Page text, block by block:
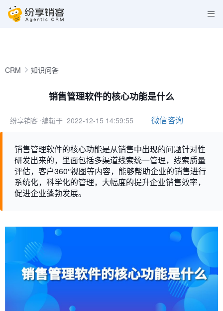
CRM 知识问答
销售管理软件的核心功能是什么
纷享销客 ⋅编辑于 2022-12-15 14:59:55 微信咨询
销售管理软件的核心功能是从销售中出现的问题针对性
研发出来的，里面包括多渠道线索统一管理，线索质量
评估，客户360°视图等内容，能够帮助企业的销售进行
系统化，科学化的管理，大幅度的提升企业销售效率，
促进企业蓬勃发展。